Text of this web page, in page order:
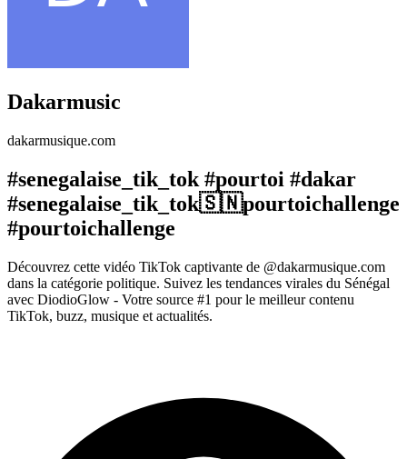
Dakarmusic
dakarmusique.com
#senegalaise_tik_tok #pourtoi #dakar
#senegalaise_tik_tok🇸🇳pourtoichallenge
#pourtoichallenge
Découvrez cette vidéo TikTok captivante de @dakarmusique.com
dans la catégorie politique. Suivez les tendances virales du Sénégal
avec DiodioGlow - Votre source #1 pour le meilleur contenu
TikTok, buzz, musique et actualités.